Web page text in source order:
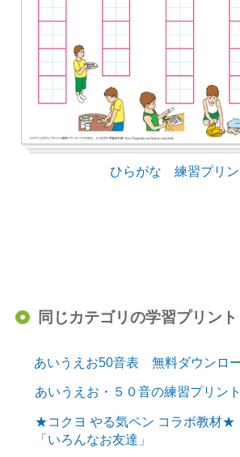
ひらがな 練習プリン
同じカテゴリの学習プリント
あいうえお50音表 無料ダウンロ
あいうえお・５０音の練習プリン
★コクヨ やる気ペン コラボ教材
「いろんなお友達」